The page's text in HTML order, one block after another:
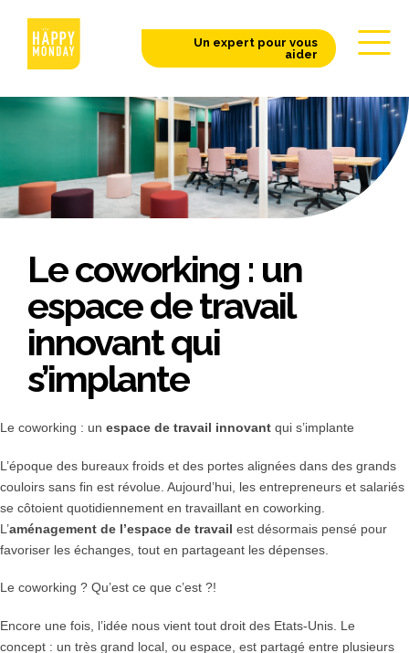
Un expert pour vous
aider
Le coworking : un
espace de travail
innovant qui
s’implante
Le coworking : un espace de travail innovant qui s’implante
L’époque des bureaux froids et des portes alignées dans des grands
couloirs sans fin est révolue. Aujourd’hui, les entrepreneurs et salariés
se côtoient quotidiennement en travaillant en coworking.
L’aménagement de l’espace de travail est désormais pensé pour
favoriser les échanges, tout en partageant les dépenses.
Le coworking ? Qu’est ce que c’est ?!
Encore une fois, l’idée nous vient tout droit des Etats-Unis. Le
concept : un très grand local, ou espace, est partagé entre plusieurs